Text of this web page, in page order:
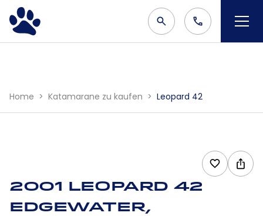
Home Katamarane zu kaufen Leopard 42
2001 Leopard 42
Edgewater,